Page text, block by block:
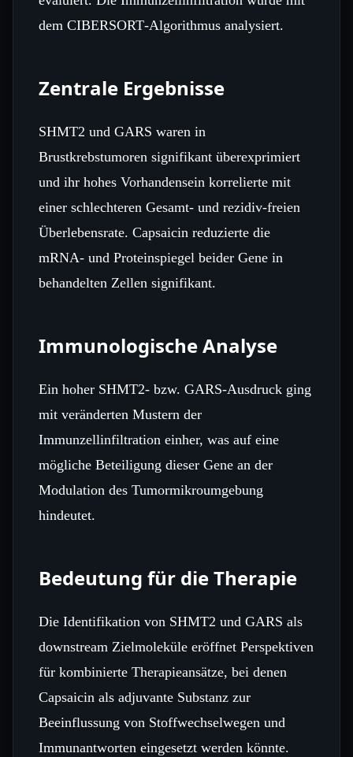
dem CIBERSORT‑Algorithmus analysiert.
Zentrale Ergebnisse
SHMT2 und GARS waren in
Brustkrebstumoren signifikant überexprimiert
und ihr hohes Vorhandensein korrelierte mit
einer schlechteren Gesamt‑ und rezidiv‑freien
Überlebensrate. Capsaicin reduzierte die
mRNA‑ und Proteinspiegel beider Gene in
behandelten Zellen signifikant.
Immunologische Analyse
Ein hoher SHMT2‑ bzw. GARS‑Ausdruck ging
mit veränderten Mustern der
Immunzellinfiltration einher, was auf eine
mögliche Beteiligung dieser Gene an der
Modulation des Tumormikroumgebung
hindeutet.
Bedeutung für die Therapie
Die Identifikation von SHMT2 und GARS als
downstream Zielmoleküle eröffnet Perspektiven
für kombinierte Therapieansätze, bei denen
Capsaicin als adjuvante Substanz zur
Beeinflussung von Stoffwechselwegen und
Immunantworten eingesetzt werden könnte.